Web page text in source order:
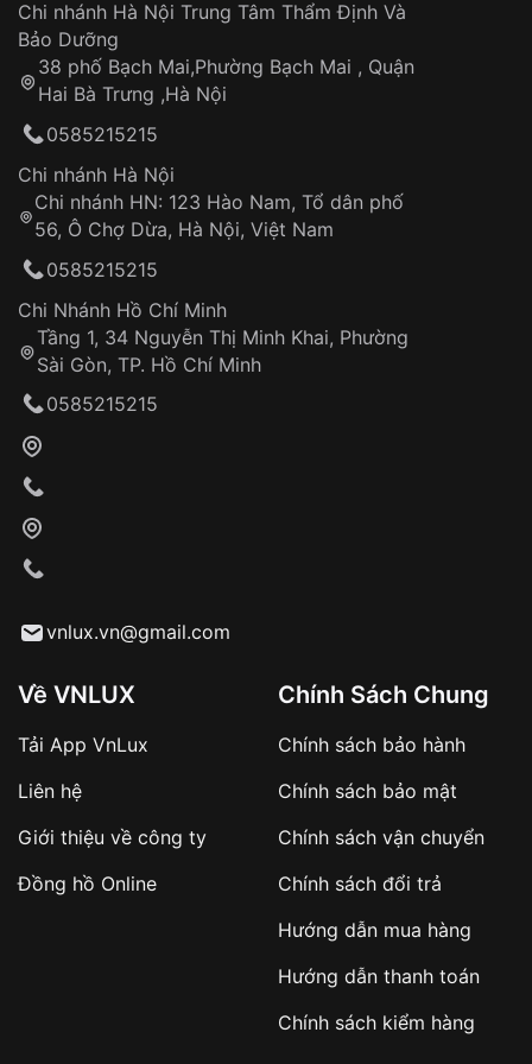
Áp dụng cho tất cả tỉnh thành trên toàn quốc
Thời gian tính từ khi xác nhận đơn hàng thành
công
Hotline: 0585 215 215
Từ khóa SEO:
Khách hàng kiểm tra và thanh toán trực tiếp
Từ khóa SEO:
sản phẩm đặc biệt
hàng
Số tiền còn lại thanh toán khi nhận hàng hoặc
✔️ Đảm bảo xử lý đơn hàng nhanh chóng
✔️ Hạn chế tình trạng hủy đơn không mong
Dây đeo
Sản phẩm đã bị:
Tự ý sửa chữa
thống VNLUX
Đảm bảo quyền lợi khách hàng
Đồng hành cùng khách hàng trong suốt quá
trình sử dụng
Chi nhánh Hà Nội Trung Tâm Thẩm Định Và
Bảo Dưỡng
38 phố Bạch Mai,Phường Bạch Mai , Quận
Hai Bà Trưng ,Hà Nội
0585215215
Chi nhánh Hà Nội
Chi nhánh HN: 123 Hào Nam, Tổ dân phố
56, Ô Chợ Dừa, Hà Nội, Việt Nam
0585215215
Chi Nhánh Hồ Chí Minh
Tầng 1, 34 Nguyễn Thị Minh Khai, Phường
Sài Gòn, TP. Hồ Chí Minh
0585215215
vnlux.vn@gmail.com
Về VNLUX
Tải App VnLux
Liên hệ
Giới thiệu về công ty
Đồng hồ Online
Chính Sách Chung
Chính sách bảo hành
Chính sách bảo mật
Chính sách vận chuyển
Chính sách đổi trả
Hướng dẫn mua hàng
Hướng dẫn thanh toán
Chính sách kiểm hàng